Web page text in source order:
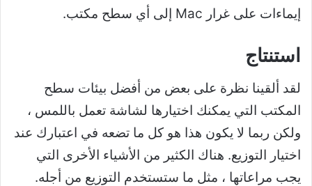
إيماءات على غرار Mac إلى أي سطح مكتب.
استنتاج
لقد ألقينا نظرة على بعض من أفضل بيئات سطح
المكتب التي يمكنك اختيارها لشاشة تعمل باللمس ،
ولكن ربما لا يكون هذا هو كل ما تضعه في اعتبارك عند
اختيار التوزيع. هناك الكثير من الأشياء الأخرى التي
يجب مراعاتها ، مثل ما ستستخدم التوزيع من أجله.